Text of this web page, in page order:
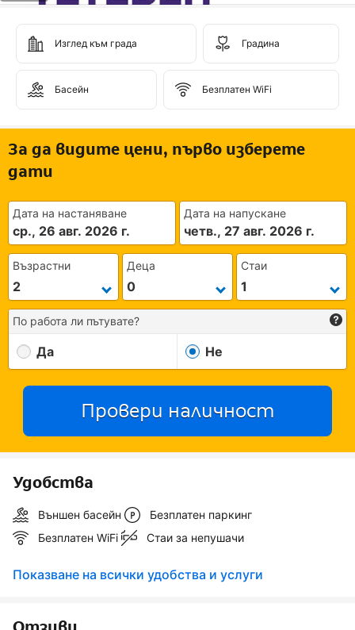
Изглед към града Градина
Басейн Безплатен WiFi
За да видите цени, първо изберете
дати
Дата на настаняване
ср., 26 авг. 2026 г.
Дата на напускане
четв., 27 авг. 2026 г.
Възрастни Деца Стаи
По работа ли пътувате?
Да Не
Провери наличност
Удобства
Външен басейн
Безплатен паркинг
Безплатен WiFi
Стаи за непушачи
Показване на всички удобства и услуги